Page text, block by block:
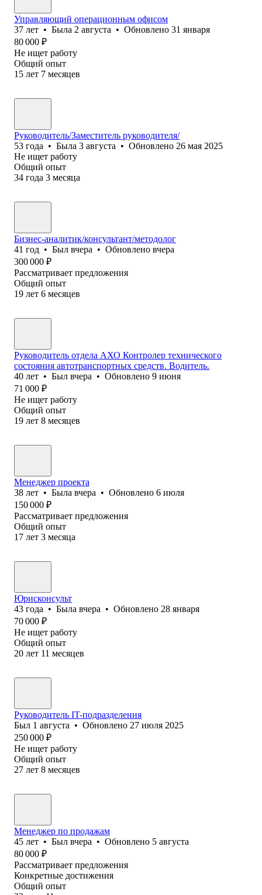
Управляющий операционным офисом
37 лет • Была 2 августа • Обновлено 31 января
80 000 ₽
Не ищет работу
Общий опыт
15 лет 7 месяцев
Руководитель/Заместитель руководителя/
53 года • Была 3 августа • Обновлено 26 мая 2025
Не ищет работу
Общий опыт
34 года 3 месяца
Бизнес-аналитик/консультант/методолог
41 год • Был вчера • Обновлено вчера
300 000 ₽
Рассматривает предложения
Общий опыт
19 лет 6 месяцев
Руководитель отдела АХО Контролер технического
состояния автотранспортных средств. Водитель.
40 лет • Был вчера • Обновлено 9 июня
71 000 ₽
Не ищет работу
Общий опыт
19 лет 8 месяцев
Менеджер проекта
38 лет • Была вчера • Обновлено 6 июля
150 000 ₽
Рассматривает предложения
Общий опыт
17 лет 3 месяца
Юрисконсульт
43 года • Была вчера • Обновлено 28 января
70 000 ₽
Не ищет работу
Общий опыт
20 лет 11 месяцев
Руководитель IT-подразделения
Был 1 августа • Обновлено 27 июля 2025
250 000 ₽
Не ищет работу
Общий опыт
27 лет 8 месяцев
Менеджер по продажам
45 лет • Был вчера • Обновлено 5 августа
80 000 ₽
Рассматривает предложения
Конкретные достижения
Общий опыт